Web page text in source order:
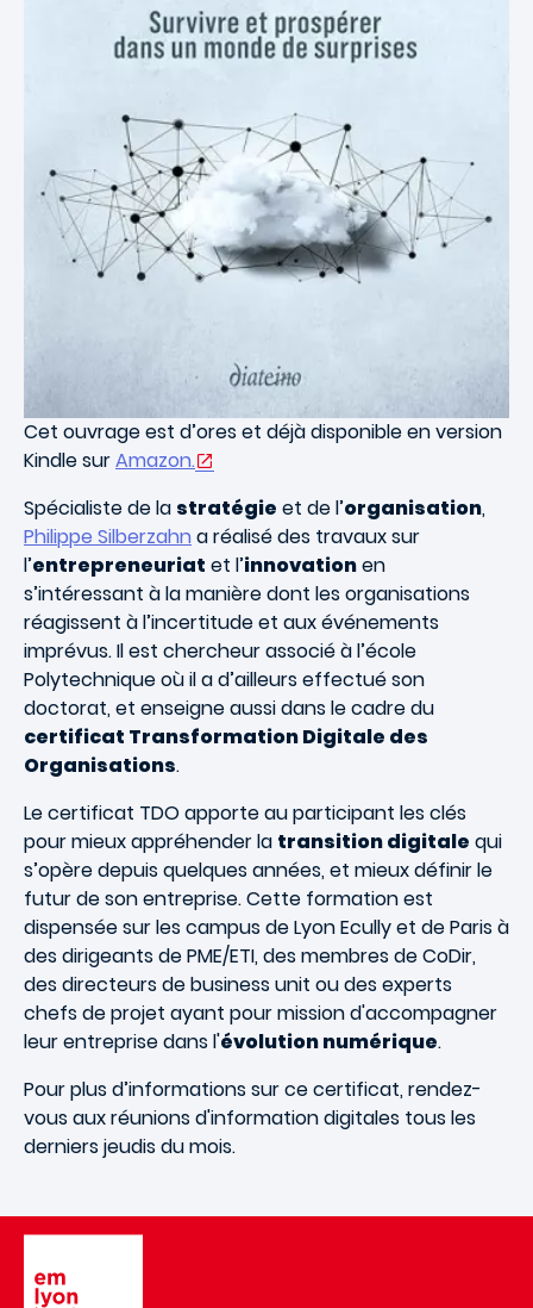
Cet ouvrage est d’ores et déjà disponible en version
Kindle surAmazon.
Spécialiste de la stratégie et de l’organisation,
Philippe Silberzahn a réalisé des travaux sur
l’entrepreneuriat et l’innovationen
s’intéressant à la manière dont les organisations
réagissent à l’incertitude et aux événements
imprévus. Il est chercheur associé à l’école
Polytechnique où il a d’ailleurs effectué son
doctorat, et enseigne aussi dans le cadre du
certificat Transformation Digitale des
Organisations.
Le certificat TDO apporte au participant les clés
pour mieux appréhender la transition digitale qui
s’opère depuis quelques années, et mieux définir le
futur de son entreprise. Cette formation est
dispensée sur les campus de Lyon Ecully et de Paris à
des dirigeants de PME/ETI, des membres de CoDir,
des directeurs de business unit ou des experts
chefs de projet ayant pour mission d'accompagner
leur entreprise dans l'évolution numérique.
Pour plus d’informations sur ce certificat, rendez-
vous aux réunions d'information digitales tous les
derniers jeudis du mois.